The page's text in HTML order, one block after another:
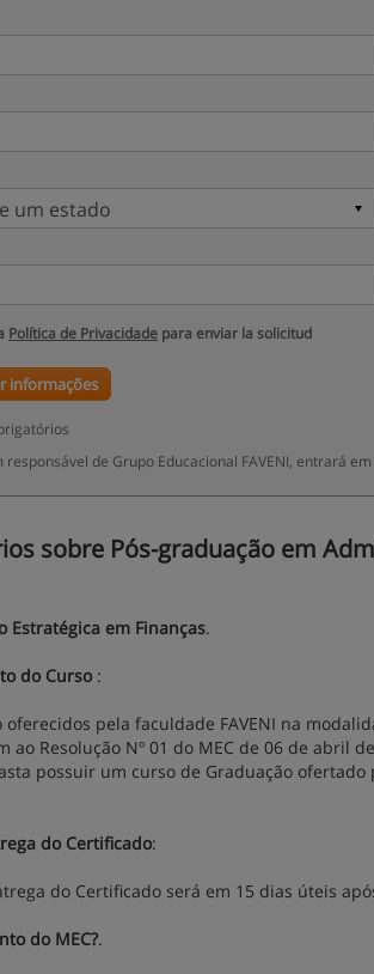
Política de Privacidade para enviar la solicitud
informações
responsável de Grupo Educacional FAVENI, entrará
sobre Pós-graduação em
Estratégica em Finanças.
do Curso :
oferecidos pela faculdade FAVENI na
ao Resolução Nº 01 do MEC de 06 de abril
possuir um curso de Graduação
do Certificado:
do Certificado será em 15 dias úteis
do MEC?.